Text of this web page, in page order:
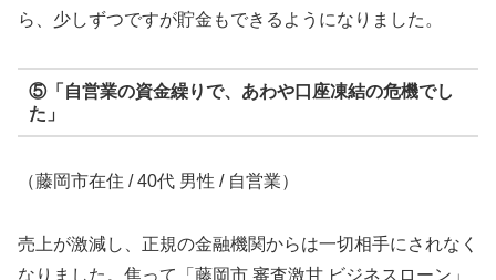
ら、少しずつですが貯金もできるようになりました。
⑤「自営業の資金繰りで、あわや口座凍結の危機でし
た」
（藤岡市在住 / 40代 男性 / 自営業）
売上が激減し、正規の金融機関からは一切相手にされなく
なりました。焦って「藤岡市 審査激甘 ビジネスローン」